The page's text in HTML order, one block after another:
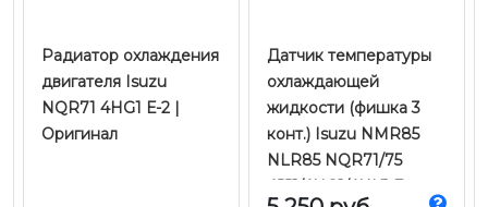
Радиатор охлаждения
двигателя Isuzu
NQR71 4HG1 Е-2 |
Оригинал
Датчик температуры
охлаждающей
жидкости (фишка 3
конт.) Isuzu NMR85
NLR85 NQR71/75
4JJ1/4HG1/4HK1 E-